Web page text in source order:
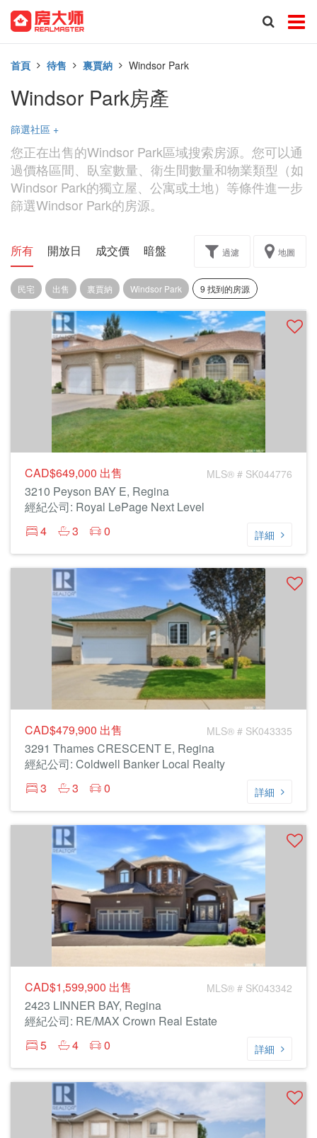
首頁 待售 裏賈納 Windsor Park
Windsor Park房產
篩選社區 +
您正在出售的Windsor Park區域搜索房源。您可以通
過價格區間、臥室數量、衛生間數量和物業類型（如
Windsor Park的獨立屋、公寓或土地）等條件進一步
篩選Windsor Park的房源。
所有 開放日 成交價 暗盤 樓花轉讓過濾 地圖
民宅 出售 裏賈納 Windsor Park 9 找到的房源
CAD$649,000 出售 MLS® # SK044776
3210 Peyson BAY E, Regina
經紀公司: Royal LePage Next Level
4
3 0 詳細
CAD$479,900 出售 MLS® # SK043335
3291 Thames CRESCENT E, Regina
經紀公司: Coldwell Banker Local Realty
3
3 0 詳細
CAD$1,599,900 出售 MLS® # SK043342
2423 LINNER BAY, Regina
經紀公司: RE/MAX Crown Real Estate
5
4 0 詳細